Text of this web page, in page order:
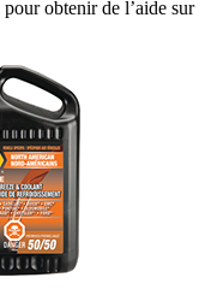
pour obtenir de l’aide sur